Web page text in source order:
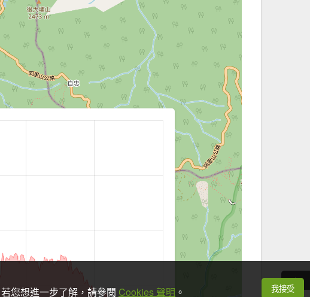
您想進一步了解，請參閱 Cookies 聲明 。 我接受